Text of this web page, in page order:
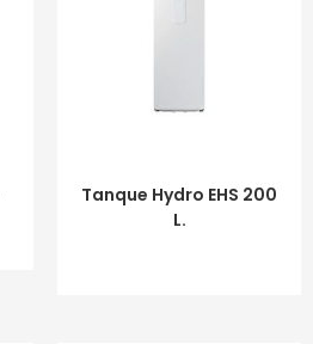
LEER MÁS
Tanque Hydro EHS 200
L.